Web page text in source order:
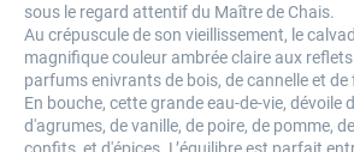
sous le regard attentif du Maître de Chais.
Au crépuscule de son vieillissement, le
magnifique couleur ambrée claire aux
parfums enivrants de bois, de cannelle et de
En bouche, cette grande eau-de-vie, dévoile
d'agrumes, de vanille, de poire, de pomme,
confits, et d'épices. L’équilibre est parfait